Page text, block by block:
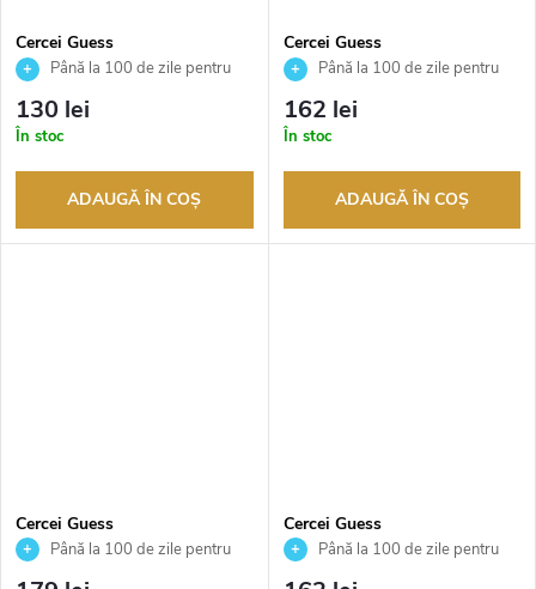
Cercei Guess
JUBE04612JWRHT
Până la 100 de zile pentru
returnarea bunurilor. Vânzător
autorizat
130 lei
În stoc
ADAUGĂ ÎN COŞ
Cercei Guess
JUBE04609JWYGT
Până la 100 de zile pentru
returnarea bunurilor. Vânzător
autorizat
162 lei
În stoc
ADAUGĂ ÎN COŞ
Cercei Guess
JUBE04608JWRHT
Până la 100 de zile pentru
returnarea bunurilor. Vânzător
Cercei Guess
JUBE04596JWRHT
Până la 100 de zile pentru
returnarea bunurilor. Vânzător